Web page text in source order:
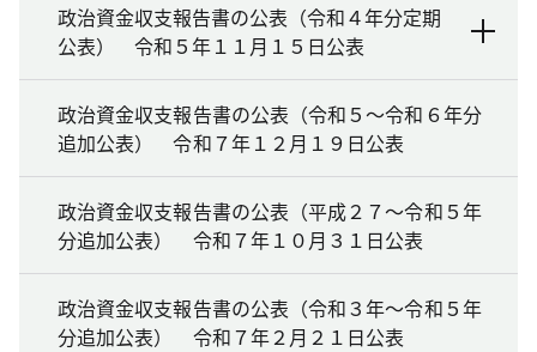
政治資金収支報告書の公表（令和４年分定期
公表） 令和５年１１月１５日公表
政治資金収支報告書の公表（令和５～令和６年分
追加公表） 令和７年１２月１９日公表
政治資金収支報告書の公表（平成２７～令和５年
分追加公表） 令和７年１０月３１日公表
政治資金収支報告書の公表（令和３年～令和５年
分追加公表） 令和７年２月２１日公表